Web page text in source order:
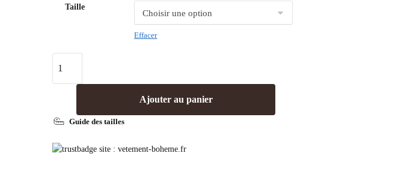
Taille
Effacer
Ajouter au panier
Guide des tailles